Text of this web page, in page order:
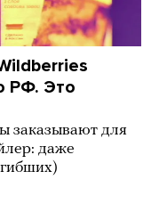
РФ. Это
заказывают для
даже